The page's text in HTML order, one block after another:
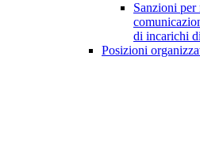
Sanzioni per
di incarichi
Posizioni